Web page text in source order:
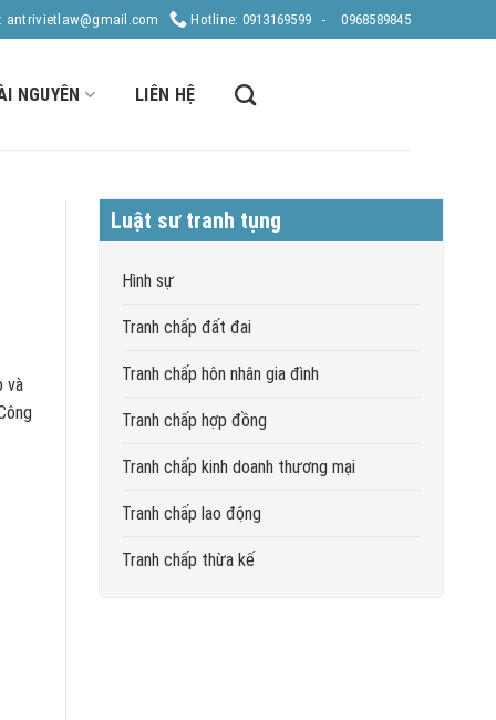
antrivietlaw@gmail.com Hotline: 0913169599 - 0968589845
NGUYÊN LIÊN HỆ
và
Luật sư tranh tụng
Hình sự
Tranh chấp đất đai
Tranh chấp hôn nhân gia đình
Tranh chấp hợp đồng
Tranh chấp kinh doanh thương mại
Tranh chấp lao động
Tranh chấp thừa kế